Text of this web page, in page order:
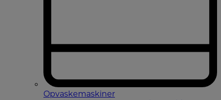
Opvaskemaskiner